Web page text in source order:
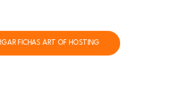
FICHAS ART OF HOSTING